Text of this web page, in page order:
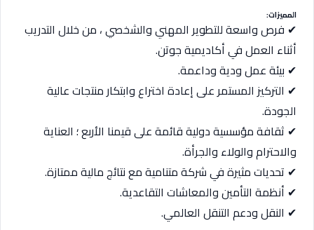
المميزات:
✔ فرص واسعة للتطوير المهني والشخصي ، من خلال التدريب
أثناء العمل في أكاديمية جوتن.
✔ بيئة عمل ودية وداعمة.
✔ التركيز المستمر على إعادة اختراع وابتكار منتجات عالية
الجودة.
✔ ثقافة مؤسسية دولية قائمة على قيمنا الأربع ؛ العناية
والاحترام والولاء والجرأة.
✔ تحديات مثيرة في شركة متنامية مع نتائج مالية ممتازة.
✔ أنظمة التأمين والمعاشات التقاعدية.
✔ النقل ودعم التنقل العالمي.